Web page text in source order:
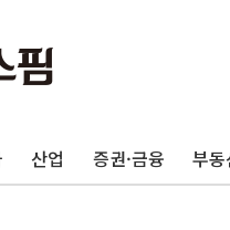
산업 증권·금융 부
고용 감소에 9월 동결 전망 우세
, '공동방위협정' 체결… 이스라
회장 공사 중단 명령…트럼프
르그섬', 최근 1주일 이상 '올